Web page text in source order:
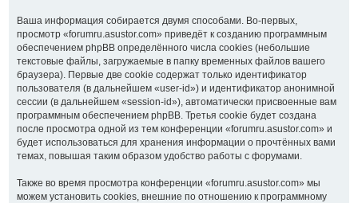
Ваша информация собирается двумя способами. Во-первых,
просмотр «forumru.asustor.com» приведёт к созданию программным
обеспечением phpBB определённого числа cookies (небольшие
текстовые файлы, загружаемые в папку временных файлов вашего
браузера). Первые две cookie содержат только идентификатор
пользователя (в дальнейшем «user-id») и идентификатор анонимной
сессии (в дальнейшем «session-id»), автоматически присвоенные вам
программным обеспечением phpBB. Третья cookie будет создана
после просмотра одной из тем конференции «forumru.asustor.com» и
будет использоваться для хранения информации о прочтённых вами
темах, повышая таким образом удобство работы с форумами.
Также во время просмотра конференции «forumru.asustor.com» мы
можем установить cookies, внешние по отношению к программному